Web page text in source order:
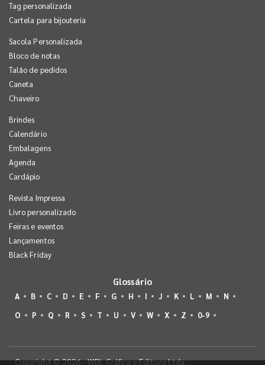
Tag personalizada
Cartela para bijouteria
Sacola Personalizada
Bloco de notas
Talão de pedidos
Caneta
Chaveiro
Brindes
Calendário
Embalagens
Agenda
Cardápio
Revista Impressa
Livro personalizado
Feiras e eventos
Lançamentos
Black Friday
Glossário
A B C D E F G H I J K L M
N
O
P Q R S T U V W X Z 0-9
Copyright © 2026 - WBL Gráfica e Editora Ltda.